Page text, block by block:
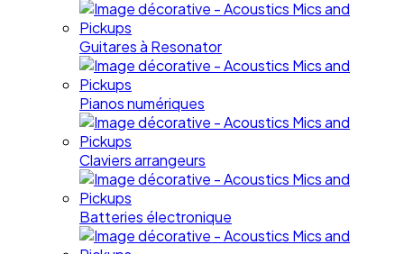
Guitares à Resonator
Pianos numériques
Claviers arrangeurs
Batteries électronique